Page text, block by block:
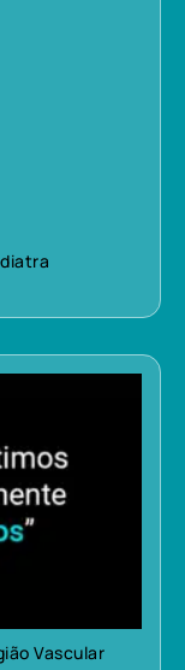
Vascular